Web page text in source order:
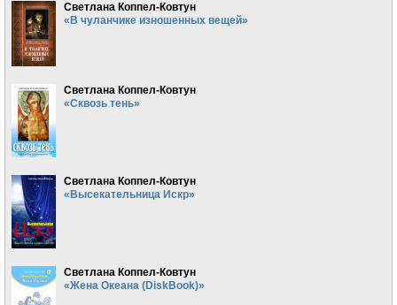
Светлана Коппел-Ковтун
«В чуланчике изношенных вещей»
Светлана Коппел-Ковтун
«Сквозь тень»
Светлана Коппел-Ковтун
«Высекательница Искр»
Светлана Коппел-Ковтун
«Жена Океана (DiskBook)»